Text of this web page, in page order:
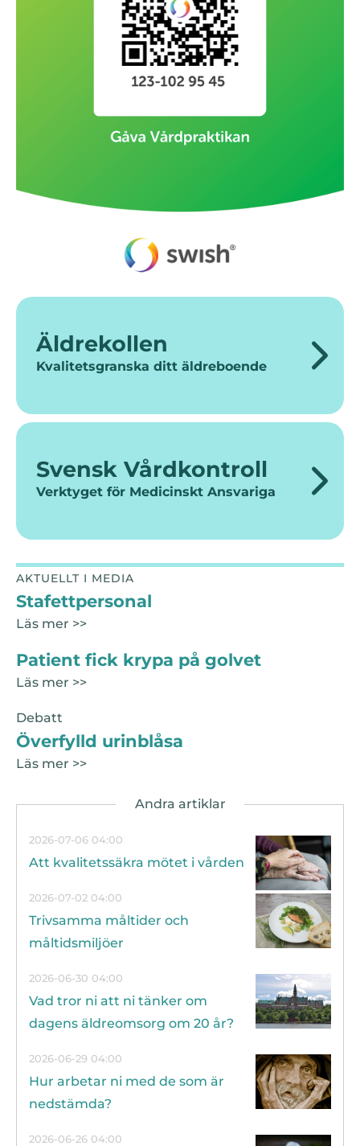
Äldrekollen
Kvalitetsgranska ditt äldreboende
Svensk Vårdkontroll
Verktyget för Medicinskt Ansvariga
AKTUELLT I MEDIA
Stafettpersonal
Läs mer >>
Patient fick krypa på golvet
Läs mer >>
Debatt
Överfylld urinblåsa
Läs mer >>
2026-07-06 04:00
Att kvalitetssäkra mötet i vården
2026-07-02 04:00
Trivsamma måltider och
måltidsmiljöer
2026-06-30 04:00
Vad tror ni att ni tänker om
dagens äldreomsorg om 20 år?
2026-06-29 04:00
Hur arbetar ni med de som är
nedstämda?
2026-06-26 04:00